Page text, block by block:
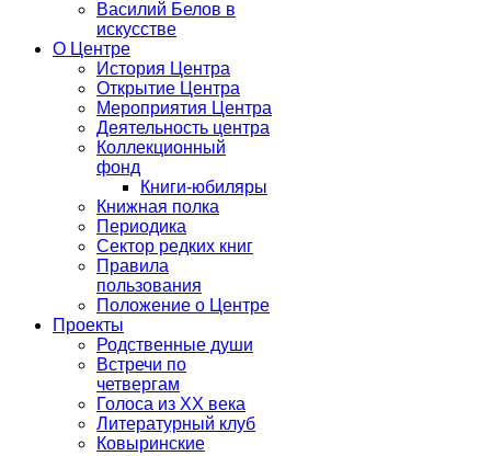
Василий Белов в
искусстве
О Центре
История Центра
Открытие Центра
Мероприятия Центра
Деятельность центра
Коллекционный
фонд
Книги-юбиляры
Книжная полка
Периодика
Сектор редких книг
Правила
пользования
Положение о Центре
Проекты
Родственные души
Встречи по
четвергам
Голоса из ХХ века
Литературный клуб
Ковыринские